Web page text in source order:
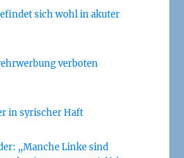
sich wohl in akuter
verboten
in syrischer Haft
„Manche Linke sind